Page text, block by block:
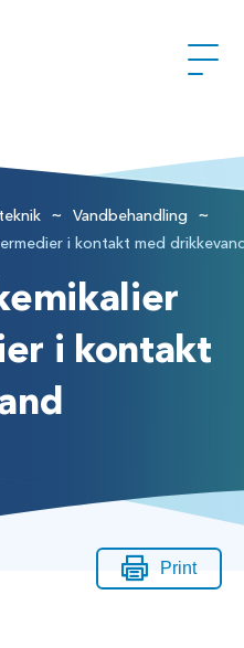
~ Vandbehandling ~
i kontakt med
i kontakt
Print